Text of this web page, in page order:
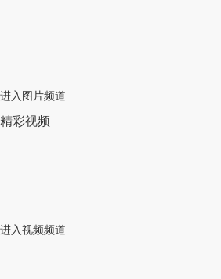
进入图片频道
精彩视频
进入视频频道